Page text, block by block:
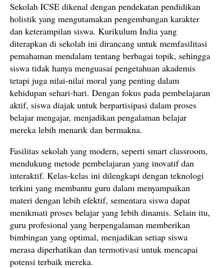
Sekolah ICSE dikenal dengan pendekatan pendidikan
holistik yang mengutamakan pengembangan karakter
dan keterampilan siswa. Kurikulum India yang
diterapkan di sekolah ini dirancang untuk memfasilitasi
pemahaman mendalam tentang berbagai topik, sehingga
siswa tidak hanya menguasai pengetahuan akademis
tetapi juga nilai-nilai moral yang penting dalam
kehidupan sehari-hari. Dengan fokus pada pembelajaran
aktif, siswa diajak untuk berpartisipasi dalam proses
belajar mengajar, menjadikan pengalaman belajar
mereka lebih menarik dan bermakna.
Fasilitas sekolah yang modern, seperti smart classroom,
mendukung metode pembelajaran yang inovatif dan
interaktif. Kelas-kelas ini dilengkapi dengan teknologi
terkini yang membantu guru dalam menyampaikan
materi dengan lebih efektif, sementara siswa dapat
menikmati proses belajar yang lebih dinamis. Selain itu,
guru profesional yang berpengalaman memberikan
bimbingan yang optimal, menjadikan setiap siswa
merasa diperhatikan dan termotivasi untuk mencapai
potensi terbaik mereka.